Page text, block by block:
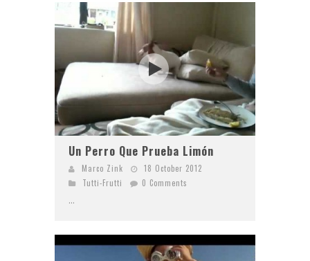
Un Perro Que Prueba Limón
Marco Zink
18 October 2012
Tutti-Frutti
0 Comments
...